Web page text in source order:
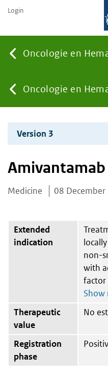
Oncologie en
You
are
here:
Oncologie en
Login
Version 3
Amivantamab
Medicine 08
Extended
indication
non-
with
factor
Therapeutic
value
No
Registration
phase